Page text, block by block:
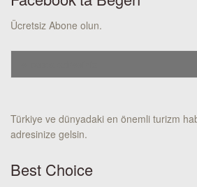
Ücretsiz Abone olun.
Türkiye ve dünyadaki en önemli turizm
adresinize gelsin.
Best Choice